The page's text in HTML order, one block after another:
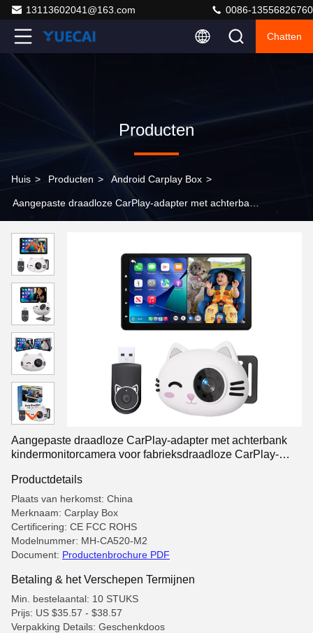
13113602041@163.com 0086-13556826760
Chatten
Producten
Huis > Producten > Android Carplay Box >
Aangepaste draadloze CarPlay-adapter met achterbank
voertuigen
Aangepaste draadloze CarPlay-adapter met achterbank
kindermonitorcamera voor fabrieksdraadloze CarPlay-
Productdetails
Plaats van herkomst: China
Merknaam: Carplay Box
Certificering: CE FCC ROHS
Modelnummer: MH-CA520-M2
Document: Productenbrochure PDF
Betaling & het Verschepen Termijnen
Min. bestelaantal: 10 STUKS
Prijs: US $35.57 - $38.57
Verpakking Details: Geschenkdoos